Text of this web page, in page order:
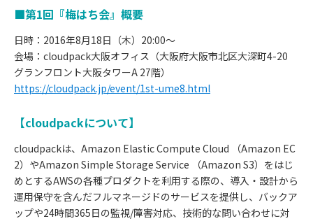
■第1回『梅はち会』概要
日時：2016年8月18日（木）20:00〜
会場：cloudpack大阪オフィス（大阪府大阪市北区大深町4-20
グランフロント大阪タワーA 27階）
https://cloudpack.jp/event/1st-ume8.html
【cloudpackについて】
cloudpackは、Amazon Elastic Compute Cloud （Amazon EC
2）やAmazon Simple Storage Service （Amazon S3）をはじ
めとするAWSの各種プロダクトを利用する際の、導入・設計から
運用保守を含んだフルマネージドのサービスを提供し、バックア
ップや24時間365日の監視/障害対応、技術的な問い合わせに対